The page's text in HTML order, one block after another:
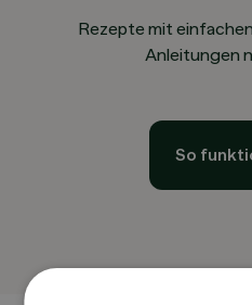
Rezepte mit
Anleitungen
So